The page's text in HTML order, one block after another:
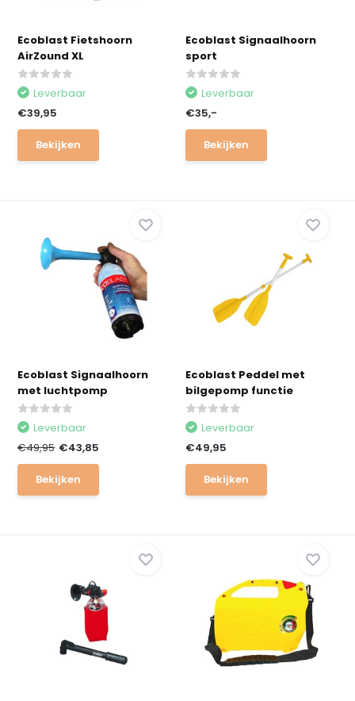
Ecoblast Fietshoorn
AirZound XL
Leverbaar
€39,95
Bekijken
Ecoblast Signaalhoorn
sport
Leverbaar
€35,-
Bekijken
Ecoblast Signaalhoorn
met luchtpomp
Leverbaar
€49,95 €43,85
Bekijken
Ecoblast Peddel met
bilgepomp functie
Leverbaar
€49,95
Bekijken